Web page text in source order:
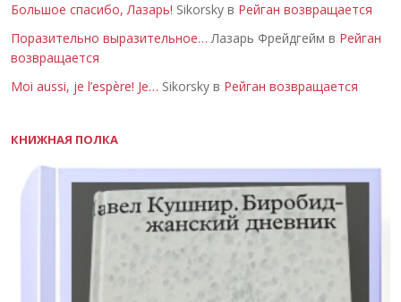
Большое спасибо, Лазарь! Sikorsky в Рейган возвращается
Поразительно выразительное… Лазарь Фрейдгейм в Рейган
возвращается
Moi aussi, je l’espère! Je… Sikorsky в Рейган возвращается
КНИЖНАЯ ПОЛКА